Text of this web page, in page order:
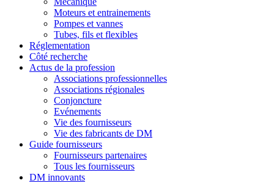
Moteurs et entrainements
Pompes et vannes
Tubes, fils et flexibles
Réglementation
Côté recherche
Actus de la profession
Associations professionnelles
Associations régionales
Conjoncture
Evénements
Vie des fournisseurs
Vie des fabricants de DM
Guide fournisseurs
Fournisseurs partenaires
Tous les fournisseurs
DM innovants